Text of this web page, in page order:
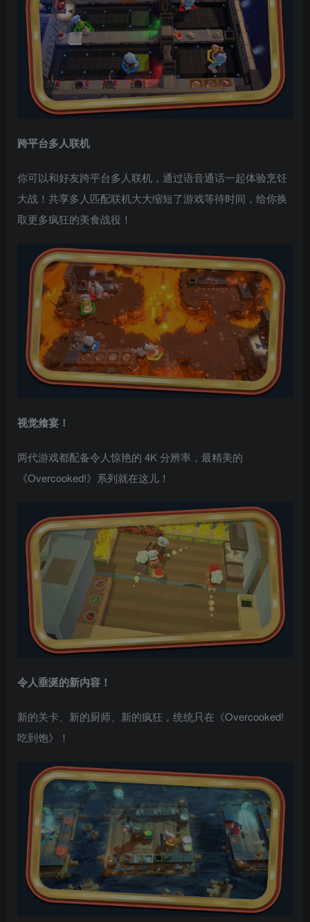
跨平台多人联机
你可以和好友跨平台多人联机，通过语音通话一起体验烹饪
大战！共享多人匹配联机大大缩短了游戏等待时间，给你换
取更多疯狂的美食战役！
视觉飨宴！
两代游戏都配备令人惊艳的 4K 分辨率，最精美的
《Overcooked!》系列就在这儿！
令人垂涎的新内容！
新的关卡、新的厨师、新的疯狂，统统只在《Overcooked!
吃到饱》！